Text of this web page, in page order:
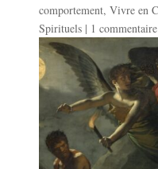
comportement,Vivre en
Spirituels | 1 commentaire